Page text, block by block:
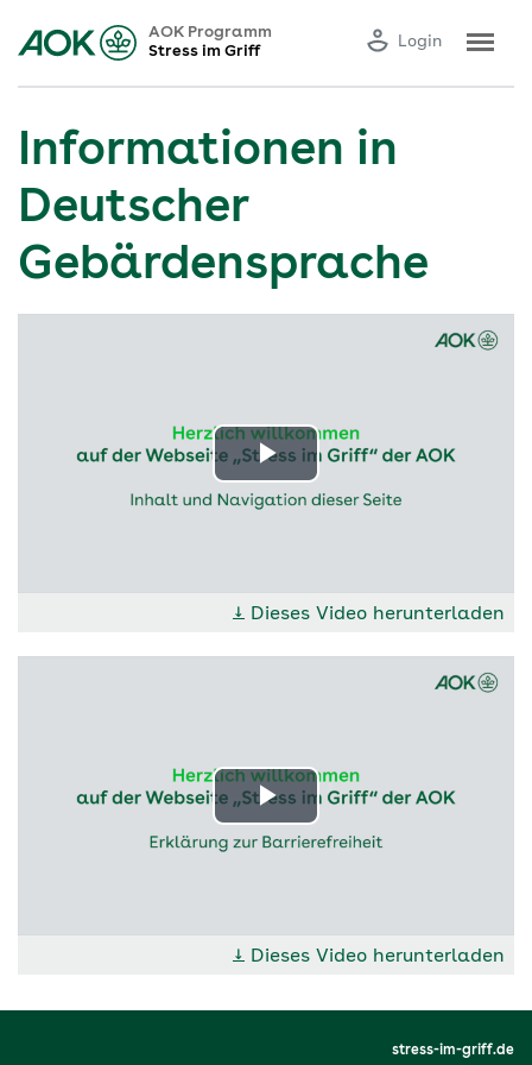
AOK Programm
Stress im Griff
Login
Informationen in
Deutscher
Gebärdensprache
Video
↓ Dieses Video herunterladen
Video
↓ Dieses Video herunterladen
stress-im-griff.de